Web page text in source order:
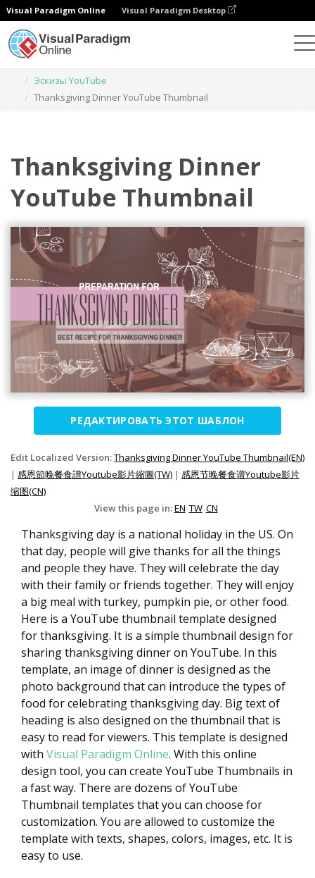
Visual Paradigm Online Visual Paradigm Desktop
Эскизы YouTube
Thanksgiving Dinner YouTube Thumbnail
Thanksgiving Dinner
YouTube Thumbnail
РЕДАКТИРОВАТЬ ЭТОТ ШАБЛОН
Edit Localized Version:Thanksgiving Dinner YouTube Thumbnail(EN)
| 感恩節晚餐食譜Youtube影片縮圖(TW) | 感恩节晚餐食谱Youtube影片
缩图(CN)
View this page in:EN TW CN
Thanksgiving day is a national holiday in the US. On
that day, people will give thanks for all the things
and people they have. They will celebrate the day
with their family or friends together. They will enjoy
a big meal with turkey, pumpkin pie, or other food.
Here is a YouTube thumbnail template designed
for thanksgiving. It is a simple thumbnail design for
sharing thanksgiving dinner on YouTube. In this
template, an image of dinner is designed as the
photo background that can introduce the types of
food for celebrating thanksgiving day. Big text of
heading is also designed on the thumbnail that is
easy to read for viewers. This template is designed
with Visual Paradigm Online. With this online
design tool, you can create YouTube Thumbnails in
a fast way. There are dozens of YouTube
Thumbnail templates that you can choose for
customization. You are allowed to customize the
template with texts, shapes, colors, images, etc. It is
easy to use.